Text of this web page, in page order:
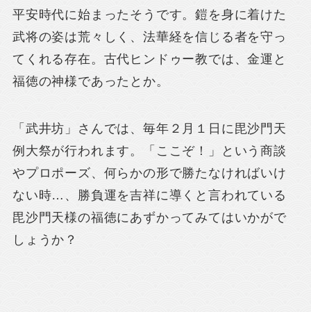
平安時代に始まったそうです。鎧を身に着けた
武将の姿は荒々しく、法華経を信じる者を守っ
てくれる存在。古代ヒンドゥー教では、金運と
福徳の神様であったとか。
「武井坊」さんでは、毎年２月１日に毘沙門天
例大祭が行われます。「ここぞ！」という商談
やプロポーズ、何らかの形で勝たなければいけ
ない時…、勝負運を吉祥に導くと言われている
毘沙門天様の福徳にあずかってみてはいかがで
しょうか？